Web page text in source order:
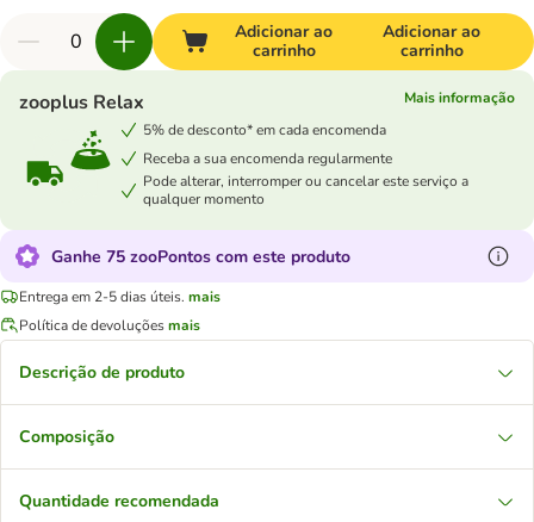
Adicionar ao
carrinho
Adicionar ao
carrinho
zooplus Relax
Mais informação
5% de desconto* em cada encomenda
Receba a sua encomenda regularmente
Pode alterar, interromper ou cancelar este serviço a
qualquer momento
Ganhe 75 zooPontos com este produto
Entrega em 2-5 dias úteis. mais
Política de devoluçõesmais
Descrição de produto
Composição
Quantidade recomendada